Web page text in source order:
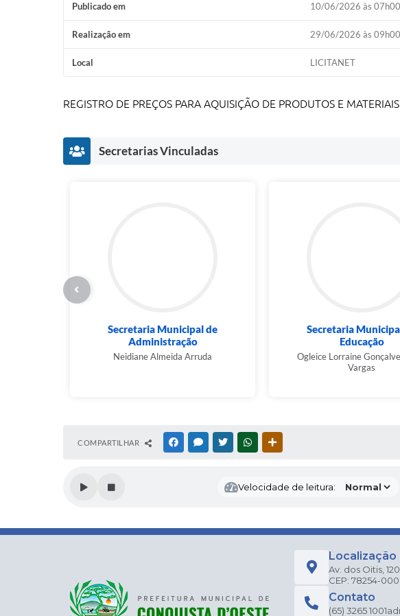
Publicado em 10/06/2026 às 07h00
Realização em 29/06/2026 às 09h00
Local LICITANET
REGISTRO DE PREÇOS PARA AQUISIÇÃO DE PRODUTOS E
Secretarias Vinculadas
Secretaria Municipal de
Administração
Neidiane Almeida Arruda
Secretaria
Educação
Ogleice Lorraine
Vargas
COMPARTILHAR FACEBOOKMESSENGER
TWITTERWHATSAPP
Velocidade de leitura:
Localização
Av. dos Oitis,
CEP: 78254-000
Contato
(65) 3265 1001